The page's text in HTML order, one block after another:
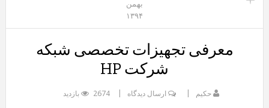
بهمن
۱۳۹۴
معرفی تجهیزات تخصصی شبکه
شرکت HP
حکیم ارسال دیدگاه 2674 بازدید